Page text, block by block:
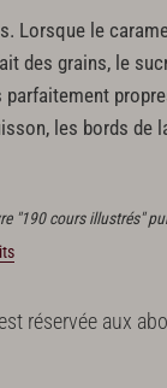
Lorsque le
des grains, le
les bords de
"190 cours illustrés"
réservée aux